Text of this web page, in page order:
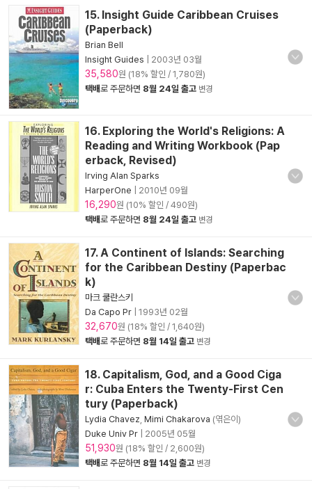
15. Insight Guide Caribbean Cruises
(Paperback)
Brian Bell
Insight Guides
2003년 03월
35,580원 (18% 할인 / 1,780원)
택배로 주문하면 8월 24일 출고 변경
16. Exploring the World's Religions: A
Reading and Writing Workbook (Pap
erback, Revised)
Irving Alan Sparks
HarperOne
2010년 09월
16,290원 (10% 할인 / 490원)
택배로 주문하면 8월 24일 출고 변경
17. A Continent of Islands: Searching
for the Caribbean Destiny (Paperbac
k)
마크 쿨란스키
Da Capo Pr
1993년 02월
32,670원 (18% 할인 / 1,640원)
택배로 주문하면 8월 14일 출고 변경
18. Capitalism, God, and a Good Ciga
r: Cuba Enters the Twenty-First Cen
tury (Paperback)
Lydia Chavez Mimi Chakarova (엮은이)
Duke Univ Pr
2005년 05월
51,930원 (18% 할인 / 2,600원)
택배로 주문하면 8월 14일 출고 변경